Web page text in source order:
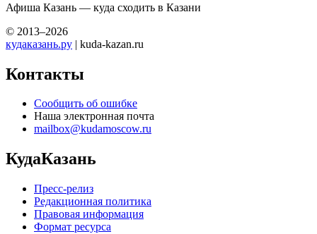
Афиша Казань — куда сходить в Казани
© 2013–2026
кудаказань.ру | kuda-kazan.ru
Контакты
Сообщить об ошибке
Наша электронная почта
mailbox@kudamoscow.ru
КудаКазань
Пресс-релиз
Редакционная политика
Правовая информация
Формат ресурса